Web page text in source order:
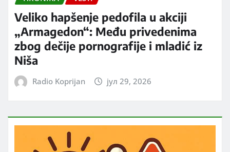
Veliko hapšenje pedofila u akciji
„Armagedon“: Među privedenima
zbog dečije pornografije i mladić iz
Niša
Radio Koprijan јул 29, 2026